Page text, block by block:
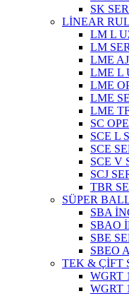
SK
LİNEAR
LM L
LM
LME
LME L
LME
LME
LME
SC
SCE L
SCE
SCE V
SCJ
TBR
SÜPER
SBA
SBAO
SBE
SBEO
TEK & ÇİFT
WGRT
WGRT